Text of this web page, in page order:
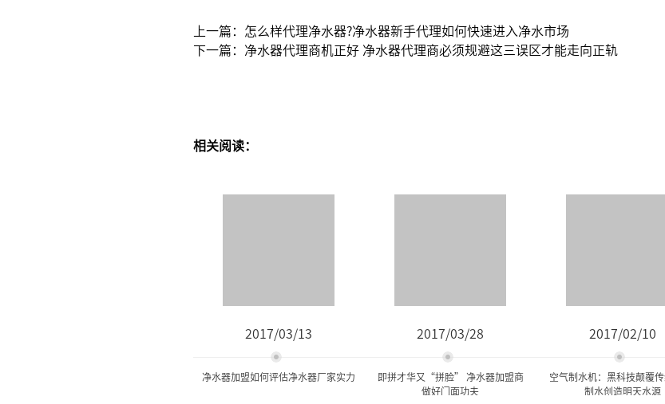
上一篇：怎么样代理净水器?净水器新手代理如何快速进入净水市场
下一篇：净水器代理商机正好 净水器代理商必须规避这三误区才能走向正轨
相关阅读：
2017/03/13
净水器加盟如何评估净水器厂家实力
2017/03/28
即拼才华又“拼脸” 净水器加盟商
做好门面功夫
2017/02/10
空气制水机：黑科技颠覆
制水创造明天水源